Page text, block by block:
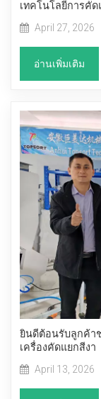
เทคโนโลยีการคั
April 27, 2026
อ่านเพิ่มเติม
ยินดีต้อนรับลูกค้าช
เครื่องคัดแยกสีงา
April 13, 2026